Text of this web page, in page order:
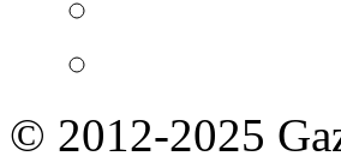
© 2012-2025